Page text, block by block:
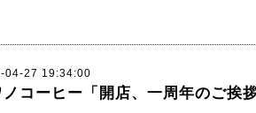
04-27 19:34:00
ノコーヒー「開店、一周年のご挨拶